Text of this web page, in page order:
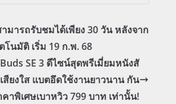
มารถรับชมได้เพียง 30 วัน หลังจาก
นมัติ เริ่ม 19 ก.พ. 68
SE 3 ดีไซน์สุดพรีเมี่ยมหนังสั
สียงใส แบตอึดใช้งานยาวนาน กัน
าพิเศษเบาหวิว 799 บาท เท่านั้น!